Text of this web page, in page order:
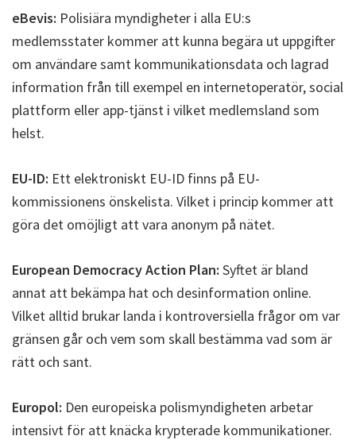
eBevis: Polisiära myndigheter i alla EU:s
medlemsstater kommer att kunna begära ut uppgifter
om användare samt kommunikationsdata och lagrad
information från till exempel en internetoperatör, social
plattform eller app-tjänst i vilket medlemsland som
helst.
EU-ID: Ett elektroniskt EU-ID finns på EU-
kommissionens önskelista. Vilket i princip kommer att
göra det omöjligt att vara anonym på nätet.
European Democracy Action Plan: Syftet är bland
annat att bekämpa hat och desinformation online.
Vilket alltid brukar landa i kontroversiella frågor om var
gränsen går och vem som skall bestämma vad som är
rätt och sant.
Europol: Den europeiska polismyndigheten arbetar
intensivt för att knäcka krypterade kommunikationer.